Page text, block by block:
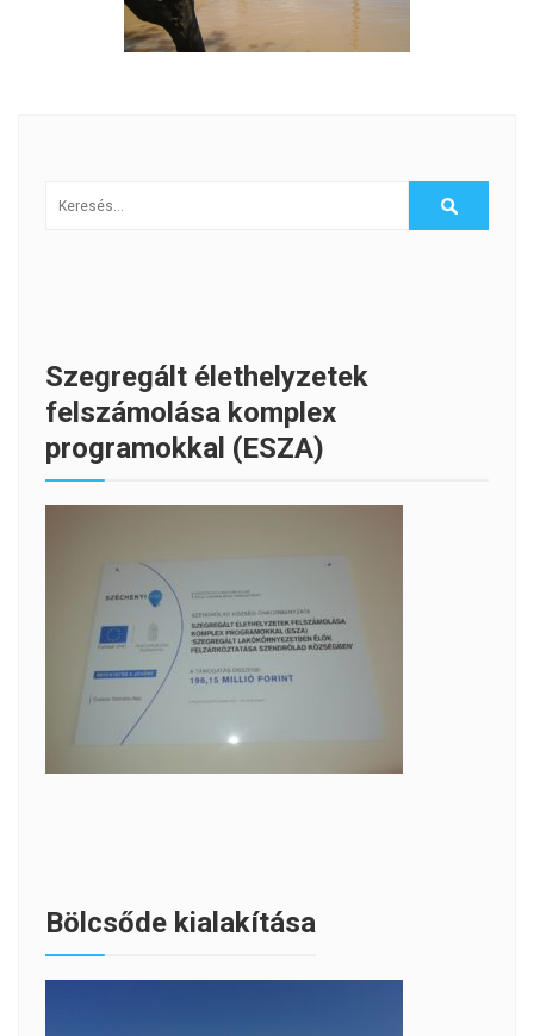
Szegregált élethelyzetek
felszámolása komplex
programokkal (ESZA)
Bölcsőde kialakítása